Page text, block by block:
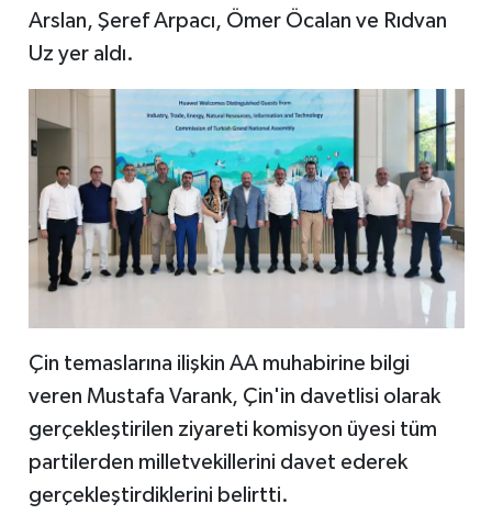
Arslan, Şeref Arpacı, Ömer Öcalan ve Rıdvan
Uz yer aldı.
Çin temaslarına ilişkin AA muhabirine bilgi
veren Mustafa Varank, Çin'in davetlisi olarak
gerçekleştirilen ziyareti komisyon üyesi tüm
partilerden milletvekillerini davet ederek
gerçekleştirdiklerini belirtti.